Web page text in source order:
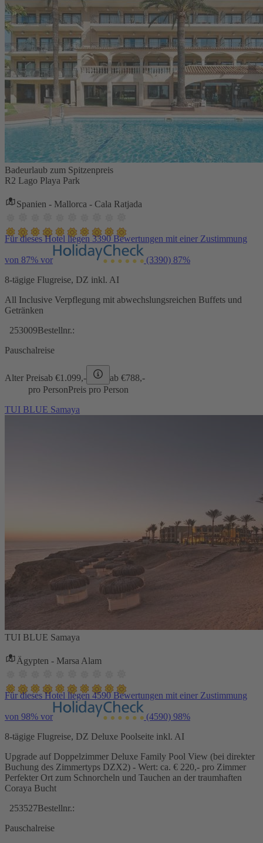
Badeurlaub zum Spitzenpreis
R2 Lago Playa Park
Spanien - Mallorca - Cala Ratjada
Für dieses Hotel liegen 3390 Bewertungen mit einer Zustimmung
von 87% vor (3390) 87%
8-tägige Flugreise, DZ inkl. AI
All Inclusive Verpflegung mit abwechslungsreichen Buffets und
Getränken
253009Bestellnr.:
Pauschalreise
Alter Preisab €1.099,- ab €788,-
pro PersonPreis pro Person
TUI BLUE Samaya
TUI BLUE Samaya
Ägypten - Marsa Alam
Für dieses Hotel liegen 4590 Bewertungen mit einer Zustimmung
von 98% vor (4590) 98%
8-tägige Flugreise, DZ Deluxe Poolseite inkl. AI
Upgrade auf Doppelzimmer Deluxe Family Pool View (bei direkter
Buchung des Zimmertyps DZX2) - Wert: ca. € 220,- pro Zimmer
Perfekter Ort zum Schnorcheln und Tauchen an der traumhaften
Coraya Bucht
253527Bestellnr.:
Pauschalreise